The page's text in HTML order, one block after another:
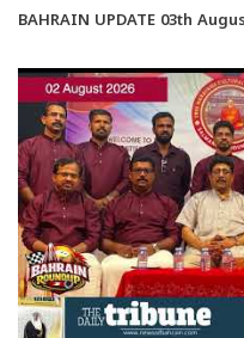
BAHRAIN UPDATE 03th